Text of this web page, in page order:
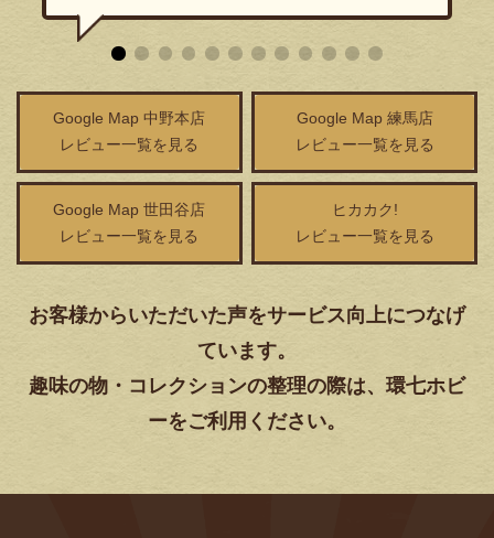
ができました。
Google Map 中野本店
レビュー一覧を見る
Google Map 練馬店
レビュー一覧を見る
Google Map 世田谷店
レビュー一覧を見る
ヒカカク!
レビュー一覧を見る
お客様からいただいた声をサービス向上につなげ
ています。
趣味の物・コレクションの整理の際は、環七ホビ
ーをご利用ください。